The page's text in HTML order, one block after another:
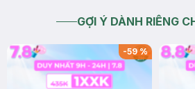
GỢI Ý DÀNH RIÊNG
-59%